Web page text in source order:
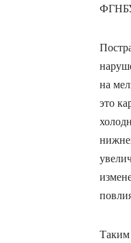
на
это
Таким